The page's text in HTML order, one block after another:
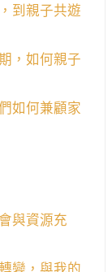
到親子共遊
，如何親子
如何兼顧家
與資源充